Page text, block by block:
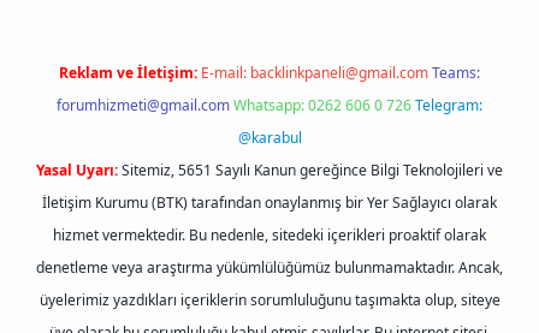
Reklam ve İletişim: E-mail: backlinkpaneli@gmail.comTeams:
forumhizmeti@gmail.comWhatsapp: 0262 606 0 726Telegram:
@karabul
Yasal Uyarı:Sitemiz, 5651 Sayılı Kanun gereğince Bilgi Teknolojileri ve
İletişim Kurumu (BTK) tarafından onaylanmış bir Yer Sağlayıcı olarak
hizmet vermektedir. Bu nedenle, sitedeki içerikleri proaktif olarak
denetleme veya araştırma yükümlülüğümüz bulunmamaktadır. Ancak,
üyelerimiz yazdıkları içeriklerin sorumluluğunu taşımakta olup, siteye